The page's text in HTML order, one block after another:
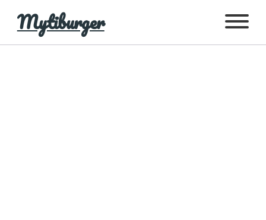
Mytiburger